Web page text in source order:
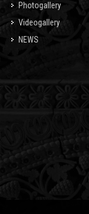
Photogallery
Videogallery
NEWS